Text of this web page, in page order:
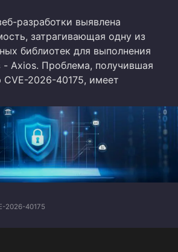
разработки выявлена
затрагивающая одну из
библиотек для выполнения
- Axios. Проблема, получившая
CVE-2026-40175, имеет
2026-40175